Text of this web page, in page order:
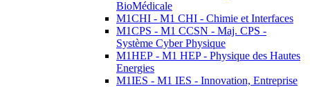
BioMédicale
M1CHI - M1 CHI - Chimie et Interfaces
M1CPS - M1 CCSN - Maj. CPS -
Système Cyber Physique
M1HEP - M1 HEP - Physique des Hautes
Energies
M1IES - M1 IES - Innovation, Entreprise